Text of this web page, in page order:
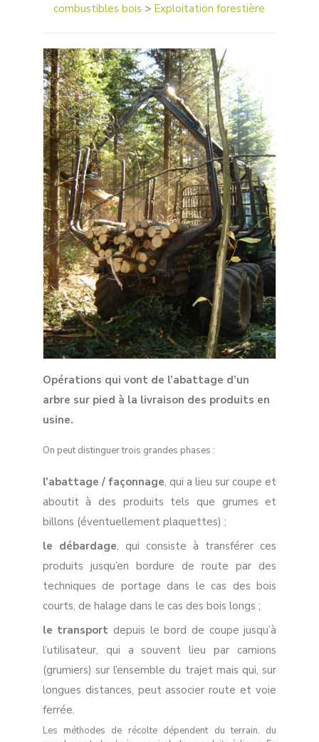
combustibles bois > Exploitation forestière
Opérations qui vont de l’abattage d’un
arbre sur pied à la livraison des produits en
usine.
On peut distinguer trois grandes phases :
l’abattage / façonnage, qui a lieu sur coupe et
aboutit à des produits tels que grumes et
billons (éventuellement plaquettes) ;
le débardage, qui consiste à transférer ces
produits jusqu’en bordure de route par des
techniques de portage dans le cas des bois
courts, de halage dans le cas des bois longs ;
le transport depuis le bord de coupe jusqu’à
l’utilisateur, qui a souvent lieu par camions
(grumiers) sur l’ensemble du trajet mais qui, sur
longues distances, peut associer route et voie
ferrée.
Les méthodes de récolte dépendent du terrain, du